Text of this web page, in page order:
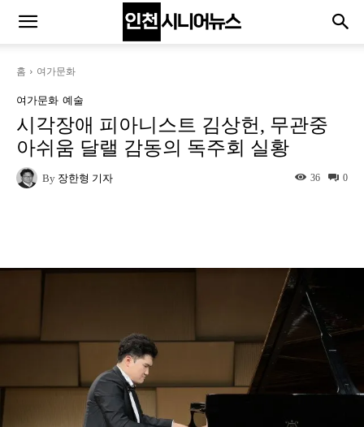
홈 여가문화
여가문화 예술
시각장애 피아니스트 김상헌, 무관중
아쉬움 달랠 감동의 독주회 실황
By 장한형 기자 0
36